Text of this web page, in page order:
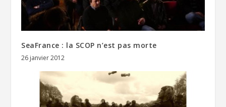
SeaFrance : la SCOP n’est pas morte
26 janvier 2012